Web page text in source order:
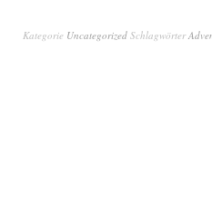
Kategorie Uncategorized Schlagwörter